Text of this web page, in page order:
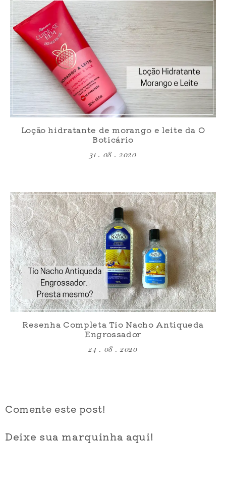
Loção hidratante de morango e leite da O
Boticário
31 . 08 . 2020
Resenha Completa Tio Nacho Antiqueda
Engrossador
24 . 08 . 2020
Comente este post!
Deixe sua marquinha aqui!